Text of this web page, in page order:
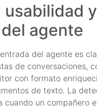
usabilidad
agente
del agente es
de conversaciones,
con formato
de texto. La
cuando un compañero